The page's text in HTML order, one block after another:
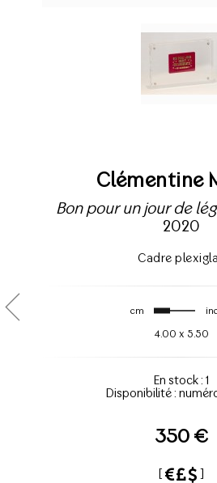
Clémentine
Bon pour un jour de
2020
Cadre
cm
4.00 x 5.50
En stock : 1
Disponibilité :
350 €
[ ]